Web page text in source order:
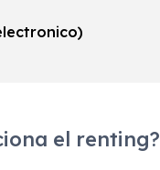
el renting?